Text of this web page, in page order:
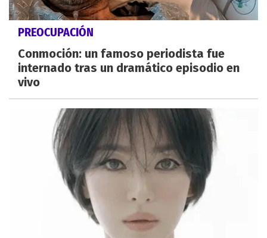
PREOCUPACIÓN
Conmoción: un famoso periodista fue
internado tras un dramático episodio en
vivo